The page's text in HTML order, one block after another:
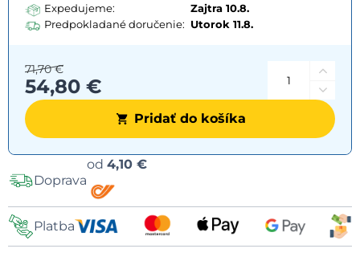
Expedujeme:
Zajtra 10.8.
Predpokladané doručenie: Utorok 11.8.
54,80 €
71,70 €
Pridať do košíka
Doprava
od 4,10 €
Platba